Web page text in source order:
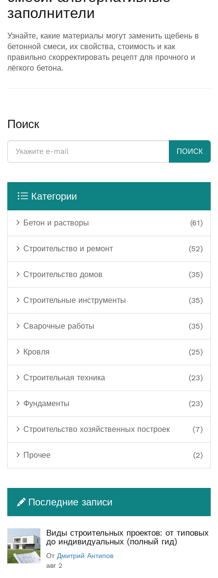
заполнители
Узнайте, какие материалы могут заменить щебень в
бетонной смеси, их свойства, стоимость и как
правильно скорректировать рецепт для прочного и
лёгкого бетона.
Поиск
ПОИСК
Категории
Бетон и растворы (61)
Строительство и ремонт (52)
Строительство домов (35)
Строительные инструменты (35)
Сварочные работы (35)
Кровля (25)
Строительная техника (23)
Фундаменты (23)
Строительство хозяйственных построек (7)
Прочее (2)
Последние записи
Виды строительных проектов: от типовых
до индивидуальных (полный гид)
От Дмитрий Антипов
авг 2